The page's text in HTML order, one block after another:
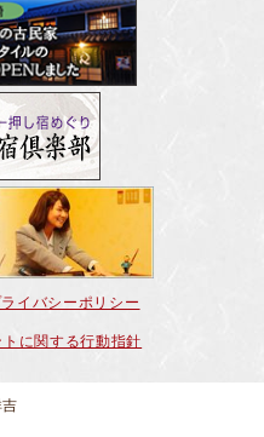
ライバシーポリシー
に関する行動指針